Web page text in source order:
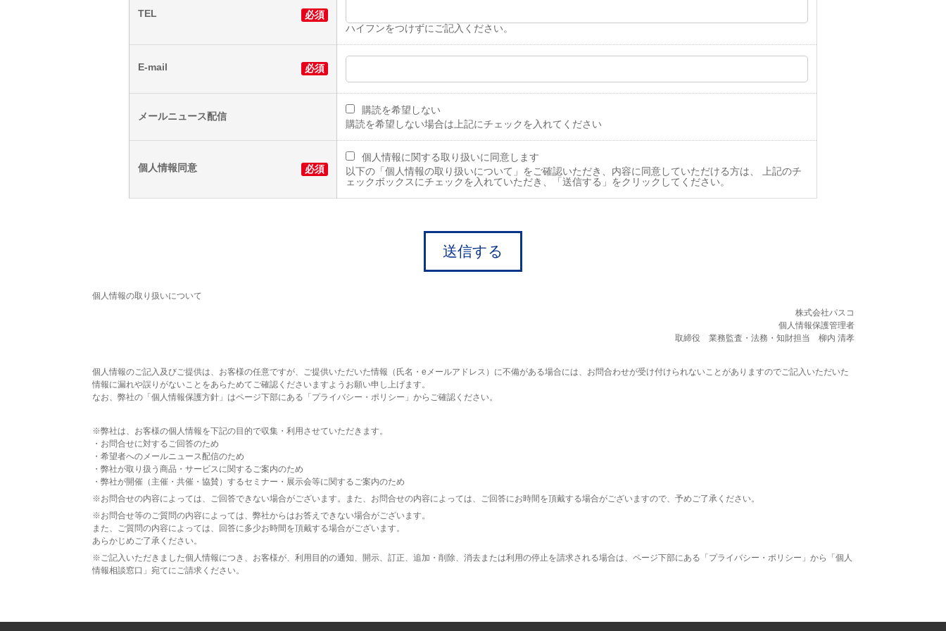
TEL
必須
ハイフンをつけずにご記入ください。
E-mail 必須
メールニュース配信
購読を希望しない
購読を希望しない場合は上記にチェックを入れてください
個人情報同意 必須
個人情報に関する取り扱いに同意します
以下の「個人情報の取り扱いについて」をご確認いただき、内容に同意していただける方は、 上記のチ
ェックボックスにチェックを入れていただき、「送信する」をクリックしてください。
送信する
個人情報の取り扱いについて
株式会社パスコ
個人情報保護管理者
取締役 業務監査・法務・知財担当 柳内 清孝
個人情報のご記入及びご提供は、お客様の任意ですが、ご提供いただいた情報（氏名・eメールアドレス）に不備がある場合には、お問合わせが受け付けられないことがありますのでご記入いただいた
情報に漏れや誤りがないことをあらためてご確認くださいますようお願い申し上げます。
なお、弊社の「個人情報保護方針」はページ下部にある「プライバシー・ポリシー」からご確認ください。
※弊社は、お客様の個人情報を下記の目的で収集・利用させていただきます。
・お問合せに対するご回答のため
・希望者へのメールニュース配信のため
・弊社が取り扱う商品・サービスに関するご案内のため
・弊社が開催（主催・共催・協賛）するセミナー・展示会等に関するご案内のため
※お問合せの内容によっては、ご回答できない場合がございます。また、お問合せの内容によっては、ご回答にお時間を頂戴する場合がございますので、予めご了承ください。
※お問合せ等のご質問の内容によっては、弊社からはお答えできない場合がございます。
また、ご質問の内容によっては、回答に多少お時間を頂戴する場合がございます。
あらかじめご了承ください。
※ご記入いただきました個人情報につき、お客様が、利用目的の通知、開示、訂正、追加・削除、消去または利用の停止を請求される場合は、ページ下部にある「プライバシー・ポリシー」から「個人
情報相談窓口」宛てにご請求ください。